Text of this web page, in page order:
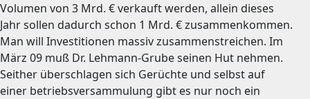
Volumen von 3 Mrd. € verkauft werden, allein dieses
Jahr sollen dadurch schon 1 Mrd. € zusammenkommen.
Man will Investitionen massiv zusammenstreichen. Im
März 09 muß Dr. Lehmann-Grube seinen Hut nehmen.
Seither überschlagen sich Gerüchte und selbst auf
einer betriebsversammulung gibt es nur noch ein